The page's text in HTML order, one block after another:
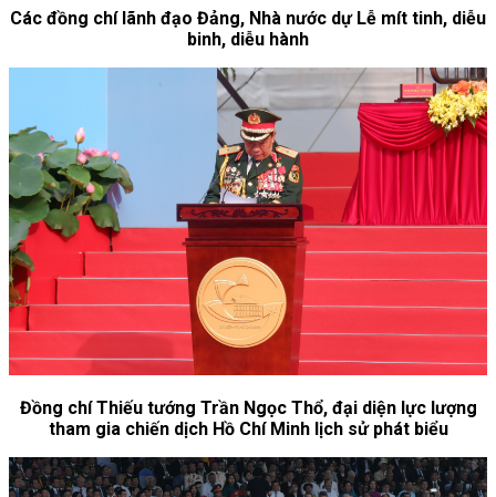
Các đồng chí lãnh đạo Đảng, Nhà nước dự Lễ mít tinh, diễu
binh, diễu hành
Đồng chí Thiếu tướng Trần Ngọc Thổ, đại diện lực lượng
tham gia chiến dịch Hồ Chí Minh lịch sử phát biểu